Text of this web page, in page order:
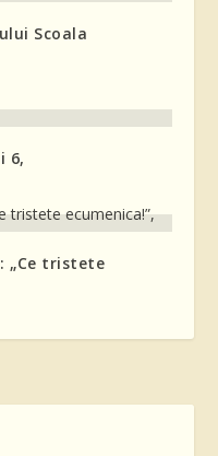
Scoala
6,
„Ce tristete